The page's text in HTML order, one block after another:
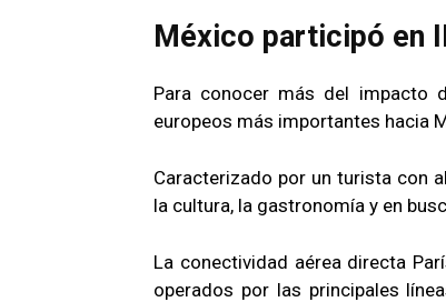
México participó en
Para conocer más del impacto
europeos más importantes hacia
Caracterizado por un turista con
la cultura, la gastronomía y en
La conectividad aérea directa
operados por las principales